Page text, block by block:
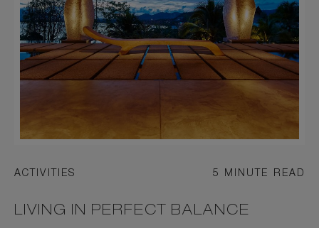
ACTIVITIES 5 MINUTE READ
LIVING IN PERFECT BALANCE